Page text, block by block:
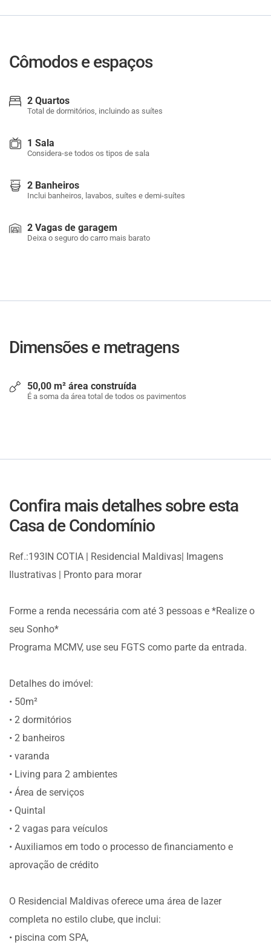
Cômodos e espaços
2 Quartos
Total de dormitórios, incluindo as suítes
1 Sala
Considera-se todos os tipos de sala
2 Banheiros
Inclui banheiros, lavabos, suítes e demi-suítes
2 Vagas de garagem
Deixa o seguro do carro mais barato
Dimensões e metragens
50,00 m² área construída
É a soma da área total de todos os pavimentos
Confira mais detalhes sobre esta
Casa de Condomínio
Ref.:193IN COTIA | Residencial Maldivas| Imagens
Ilustrativas | Pronto para morar
Forme a renda necessária com até 3 pessoas e *Realize o
seu Sonho*
Programa MCMV, use seu FGTS como parte da entrada.
Detalhes do imóvel:
• 50m²
• 2 dormitórios
• 2 banheiros
• varanda
• Living para 2 ambientes
• Área de serviços
• Quintal
• 2 vagas para veículos
• Auxiliamos em todo o processo de financiamento e
aprovação de crédito
O Residencial Maldivas oferece uma área de lazer
completa no estilo clube, que inclui:
• piscina com SPA,